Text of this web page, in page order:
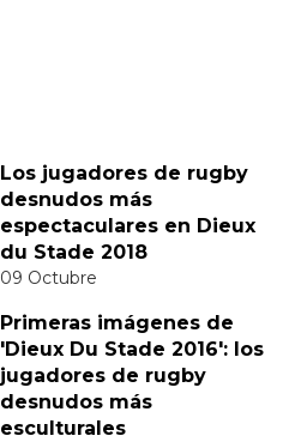
Los jugadores de rugby
desnudos más
espectaculares en Dieux
du Stade 2018
09 Octubre
Primeras imágenes de
'Dieux Du Stade 2016': los
jugadores de rugby
desnudos más
esculturales